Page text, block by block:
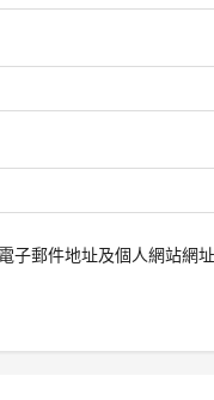
子郵件地址及個人網站網